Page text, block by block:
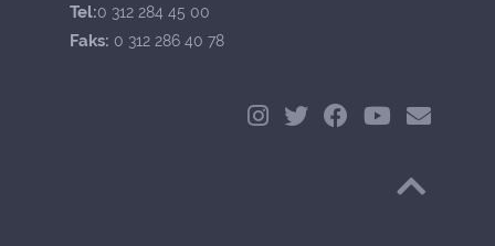
Tel:0 312 284 45 00
Faks: 0 312 286 40 78